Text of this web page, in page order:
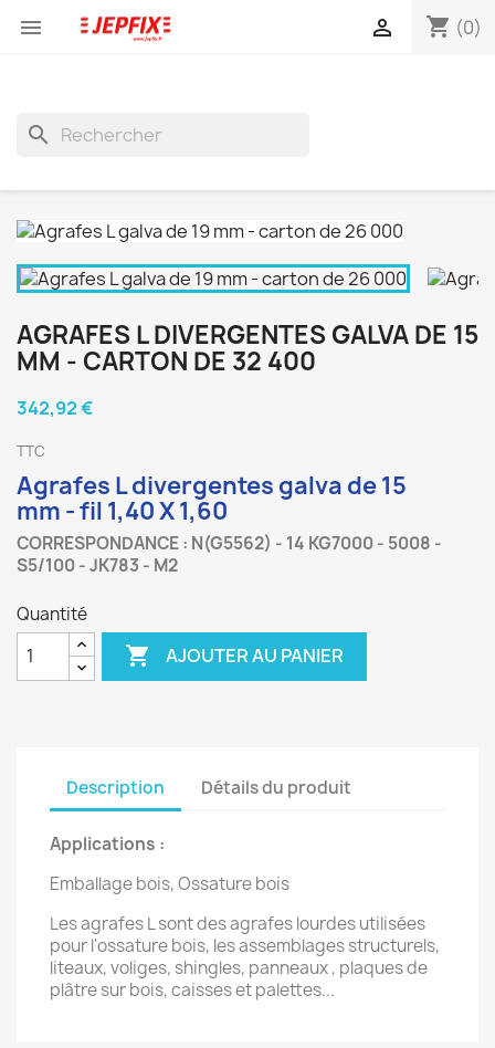
 shopping_cart (0)

search
AGRAFES L DIVERGENTES GALVA DE 15
MM - CARTON DE 32 400
342,92 €
TTC
Agrafes L divergentes galva de 15
mm - fil 1,40 X 1,60
CORRESPONDANCE : N(G5562) - 14 KG7000 - 5008 -
S5/100 - JK783 - M2
Quantité
 AJOUTER AU PANIER
Description Détails du produit
Applications :
Emballage bois, Ossature bois
Les agrafes L sont des agrafes lourdes utilisées
pour l'ossature bois, les assemblages structurels,
liteaux, voliges, shingles, panneaux , plaques de
plâtre sur bois, caisses et palettes...